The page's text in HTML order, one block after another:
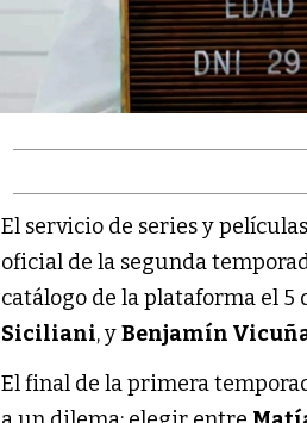
El servicio de series y películas
oficial de la segunda
catálogo de la plataforma el
Siciliani, yBenjamín
El final de la primera